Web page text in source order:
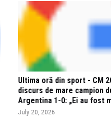
Ultima oră din sport - CM
discurs de mare campion
Argentina 1-0: „Ei au fost
July 20, 2026